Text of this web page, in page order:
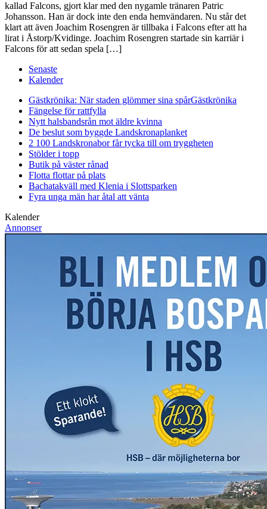
kallad Falcons, gjort klar med den nygamle tränaren Patric
Johansson. Han är dock inte den enda hemvändaren. Nu står det
klart att även Joachim Rosengren är tillbaka i Falcons efter att ha
lirat i Åstorp/Kvidinge. Joachim Rosengren startade sin karriär i
Falcons för att sedan spela […]
Senaste
Kalender
Gästkrönika: När staden glömmer sina spårGästkrönika
Fängelse för rattfylla
Nytt halsbandsrån mot äldre kvinna
De beslut som byggde Landskronaplanket
2 100 Landskronabor får tycka till om tryggheten
Stölder i topp
Butik på väster rånad
Flotta flottar på plats
Bachatakväll med Klenia i Slottsparken
Fyra unga män har åtal att vänta
Kalender
Annonser